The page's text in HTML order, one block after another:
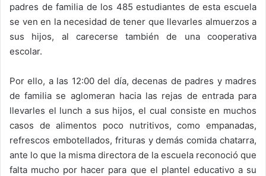
padres de familia de los 485 estudiantes de esta escuela
se ven en la necesidad de tener que llevarles almuerzos a
sus hijos, al carecerse también de una cooperativa
escolar.
Por ello, a las 12:00 del día, decenas de padres y madres
de familia se aglomeran hacia las rejas de entrada para
llevarles el lunch a sus hijos, el cual consiste en muchos
casos de alimentos poco nutritivos, como empanadas,
refrescos embotellados, frituras y demás comida chatarra,
ante lo que la misma directora de la escuela reconoció que
falta mucho por hacer para que el plantel educativo a su